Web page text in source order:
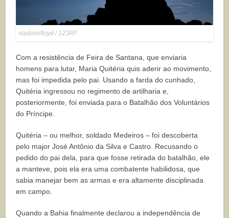
vladimirfloyd / 123RF
Com a resistência de Feira de Santana, que enviaria
homens para lutar, Maria Quitéria quis aderir ao movimento,
mas foi impedida pelo pai. Usando a farda do cunhado,
Quitéria ingressou no regimento de artilharia e,
posteriormente, foi enviada para o Batalhão dos Voluntários
do Príncipe.
Quitéria – ou melhor, soldado Medeiros – foi descoberta
pelo major José Antônio da Silva e Castro. Recusando o
pedido do pai dela, para que fosse retirada do batalhão, ele
a manteve, pois ela era uma combatente habilidosa, que
sabia manejar bem as armas e era altamente disciplinada
em campo.
Quando a Bahia finalmente declarou a independência de